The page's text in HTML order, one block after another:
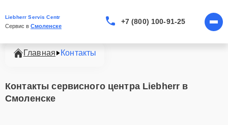
Liebherr Servis Centr
Сервис в Смоленске
+7 (800) 100-91-25
Главная Контакты
Контакты сервисного центра Liebherr в
Смоленске